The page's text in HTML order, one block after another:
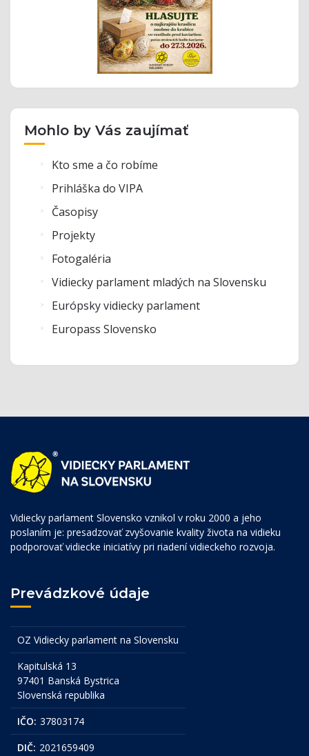
Mohlo by Vás zaujímať
Kto sme a čo robíme
Prihláška do VIPA
Časopisy
Projekty
Fotogaléria
Vidiecky parlament mladých na Slovensku
Európsky vidiecky parlament
Europass Slovensko
Vidiecky parlament Slovensko vznikol v roku 2000 a jeho
poslaním je: presadzovať zvyšovanie kvality života na vidieku
podporovať vidiecke iniciatívy pri riadení vidieckeho rozvoja.
Prevádzkové údaje
OZ Vidiecky parlament na Slovensku
Kapitulská 13
97401 Banská Bystrica
Slovenská republika
IČO: 37803174
DIČ: 2021659409